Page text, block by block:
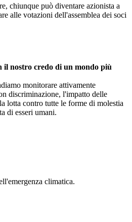
chiunque può diventare azionista a
alle votazioni dell'assemblea dei soci
il nostro credo di un mondo più
monitorare attivamente
discriminazione, l'impatto delle
lotta contro tutte le forme di molestia
di esseri umani.
climatica.